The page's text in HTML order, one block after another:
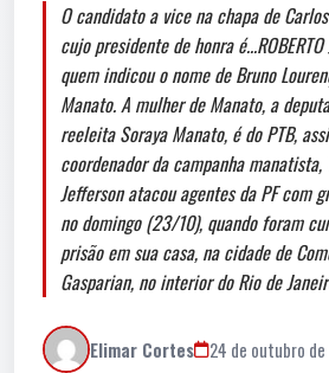
O candidato a vice na chapa de
cujo presidente de honra é...ROBERTO
quem indicou o nome de Bruno
Manato. A mulher de Manato, a
reeleita Soraya Manato, é do PTB,
coordenador da campanha manatista,
Jefferson atacou agentes da PF com
no domingo (23/10), quando foram
prisão em sua casa, na cidade de
Gasparian, no interior do Rio de
Elimar Cortes 24 de outubro